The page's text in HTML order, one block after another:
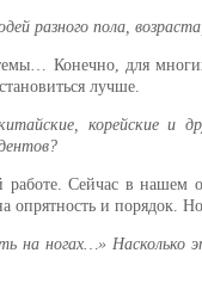
разного пола,
Конечно, для
лучше.
корейские
работе. Сейчас в
опрятность и
ногах…» Насколько